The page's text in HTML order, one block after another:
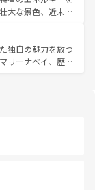
れられない旅にな
できる。タイ料理
にも異なる楽しみ
、仏教を中心とし
る旅人を魅了し続
大な景色、近未来
スポットが密集し
魅力。息をのむよ
存分に楽しみ尽く
独自の魅力を放つ
リーナベイ、歴史
外せないスポット